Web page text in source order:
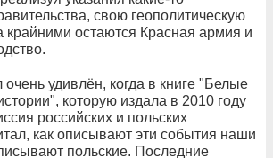
свою геополитическую
крайними остаются Красная армия и
удивлён, когда в книге "Белые
которую издала в 2010 году
российских и польских
как описывают эти события наши
польские. Последние